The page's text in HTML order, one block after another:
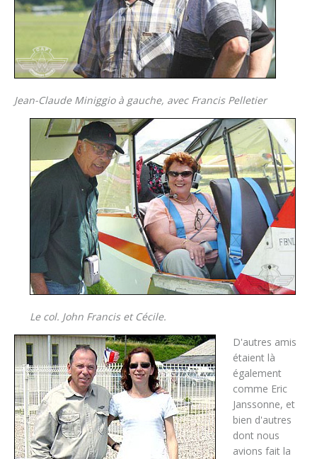
Jean-Claude Miniggio à gauche, avec Francis Pelletier
Le col. John Francis et Cécile.
D'autres amis
étaient là
également
comme Eric
Janssonne, et
bien d'autres
dont nous
avions fait la